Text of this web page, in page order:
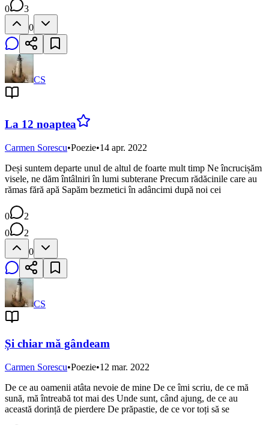
0
3
0
CS
La 12 noaptea
Carmen Sorescu•Poezie•14 apr. 2022
Deși suntem departe unul de altul de foarte mult timp Ne încrucișăm
visele, ne dăm întâlniri în lumi subterane Precum rădăcinile care au
rămas fără apă Sapăm bezmetici în adâncimi după noi cei
0
2
0
2
0
CS
Și chiar mă gândeam
Carmen Sorescu•Poezie•12 mar. 2022
De ce au oamenii atâta nevoie de mine De ce îmi scriu, de ce mă
sună, mă întreabă tot mai des Unde sunt, când ajung, de ce au
această dorință de pierdere De prăpastie, de ce vor toți să se